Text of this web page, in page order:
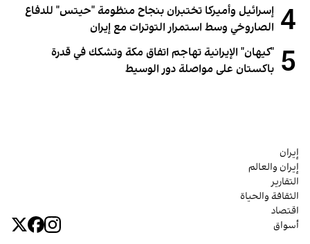
4 إسرائيل وأميركا تختبران بنجاح منظومة "حيتس" للدفاع
الصاروخي وسط استمرار التوترات مع إيران
5 "كيهان" الإيرانية تهاجم اتفاق مكة وتشكك في قدرة
باكستان على مواصلة دور الوسيط
إيران
إيران والعالم
التقارير
الثقافة والحياة
اقتصاد
أسواق